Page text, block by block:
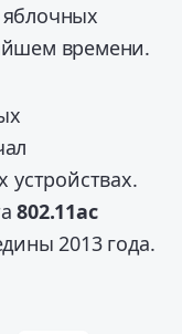
времени.
устройствах.
802.11ac
2013 года.